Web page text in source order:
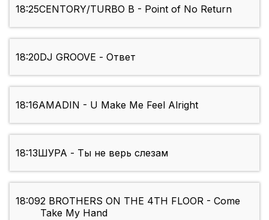
18:25CENTORY/TURBO B - Point of No Return
18:20DJ GROOVE - Ответ
18:16AMADIN - U Make Me Feel Alright
18:13ШУРА - Ты не верь слезам
18:092 BROTHERS ON THE 4TH FLOOR - Come
Take My Hand